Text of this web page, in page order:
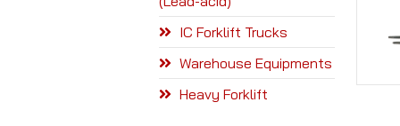
IC Forklift Trucks
Warehouse Equipments
Heavy Forklift